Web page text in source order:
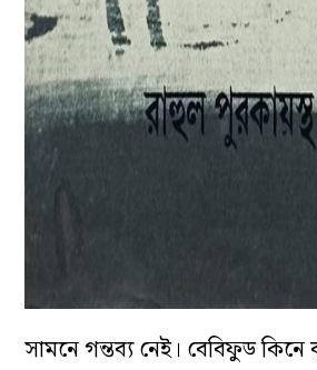
সামনে গন্তব্য নেই। বেবিফুড কিনে